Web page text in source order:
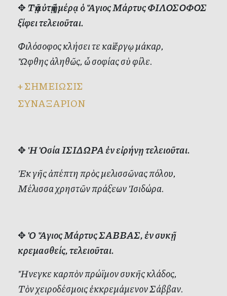
✥Τῇ αὐτῇ ἡμέρᾳ ὁ Ἅγιος Μάρτυς ΦΙΛΟΣΟΦΟΣ
ξίφει τελειοῦται.
Φιλόσοφος κλήσει τε καὶ ἔργῳ μάκαρ,
Ὤφθης ἀληθῶς, ὦ σοφίας σὺ φίλε.
+ΣΗΜΕΙΩΣΙΣ
ΣΥΝΑΞΑΡΙΟΝ
✥ Ἡ Ὁσία ΙΣΙΔΩΡΑ ἐν εἰρήνῃ τελειοῦται.
Ἐκ γῆς ἀπέπτη πρὸς μελισσῶνας πόλου,
Μέλισσα χρηστῶν πράξεων Ἰσιδώρα.
✥ Ὁ Ἅγιος Μάρτυς ΣΑΒΒΑΣ, ἐν συκῇ
κρεμασθείς, τελειοῦται.
Ἤνεγκε καρπὸν πρώϊμον συκῆς κλάδος,
Τὸν χειροδέσμοις ἐκκρεμάμενον Σάββαν.